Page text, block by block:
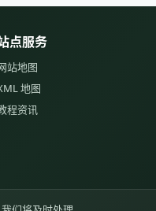
点服务
站地图
地图
程资讯